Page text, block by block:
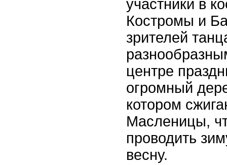
участники в
Костромы и
зрителей
центре
огромный
котором
Масленицы,
проводить
весну.